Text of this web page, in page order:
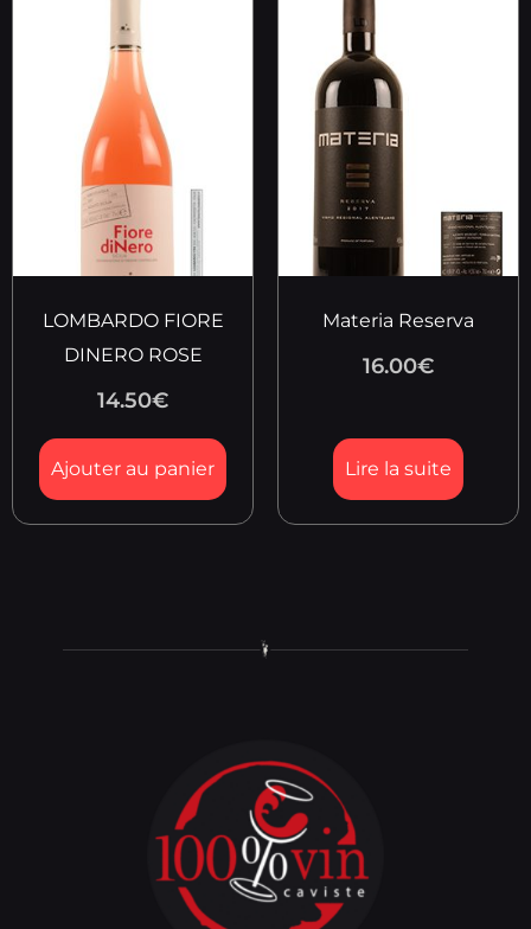
LOMBARDO FIORE
DINERO ROSE
14.50€
Ajouter au panier
Materia Reserva
16.00€
Lire la suite